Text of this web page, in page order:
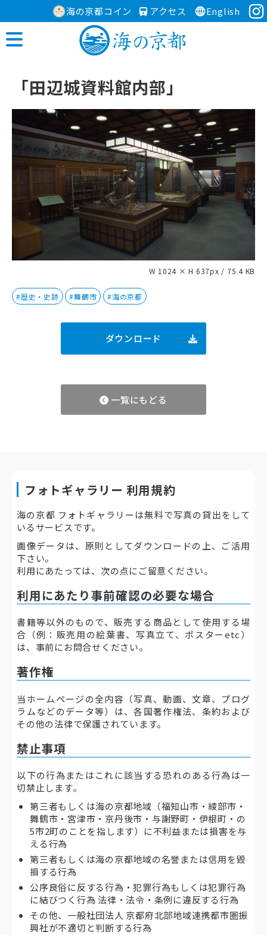
海の京都コイン アクセス English
「田辺城資料館内部」
W 1024 × H 637px / 75.4 KB
#歴史・史跡 #舞鶴市 #海の京都
ダウンロード
一覧にもどる
フォトギャラリー 利用規約
海の京都 フォトギャラリーは無料で写真の貸出をして
いるサービスです。
画像データは、原則としてダウンロードの上、ご活用
下さい。
利用にあたっては、次の点にご留意ください。
利用にあたり事前確認の必要な場合
書籍等以外のもので、販売する商品として使用する場
合（例：販売用の絵葉書、写真立て、ポスターetc）
は、事前にお問合せください。
著作権
当ホームページの全内容（写真、動画、文章、プログ
ラムなどのデータ等）は、各国著作権法、条約および
その他の法律で保護されています。
禁止事項
以下の行為またはこれに該当する恐れのある行為は一
切禁止します。
第三者もしくは海の京都地域（福知山市・綾部市・
舞鶴市・宮津市・京丹後市・与謝野町・伊根町・の
5市2町のことを指します）に不利益または損害を与
える行為
第三者もしくは海の京都地域の名誉または信用を毀
損する行為
公序良俗に反する行為・犯罪行為もしくは犯罪行為
に結びつく行為 法律・法令・条例に違反する行為
その他、一般社団法人 京都府北部地域連携都市圏振
興社が不適切と判断する行為